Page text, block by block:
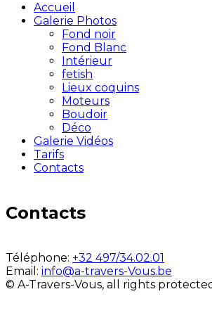
Accueil
Galerie Photos
Fond noir
Fond Blanc
Intérieur
fetish
Lieux coquins
Moteurs
Boudoir
Déco
Galerie Vidéos
Tarifs
Contacts
Contacts
Téléphone: +32 497/34.02.01
Email: info@a-travers-Vous.be
© A-Travers-Vous, all rights